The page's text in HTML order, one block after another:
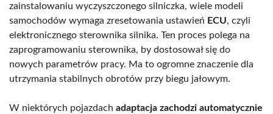
zainstalowaniu wyczyszczonego silniczka, wiele modeli
samochodów wymaga zresetowania ustawień ECU, czyli
elektronicznego sterownika silnika. Ten proces polega na
zaprogramowaniu sterownika, by dostosował się do
nowych parametrów pracy. Ma to ogromne znaczenie dla
utrzymania stabilnych obrotów przy biegu jałowym.
W niektórych pojazdach adaptacja zachodzi automatycznie